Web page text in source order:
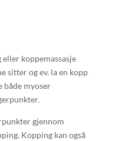
koppemassasje
sitter og ev. la en kopp
både myoser
gjennom
Kopping kan også